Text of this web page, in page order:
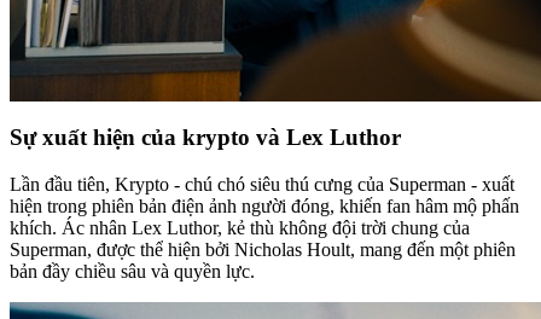
Sự xuất hiện của krypto và Lex Luthor
Lần đầu tiên, Krypto - chú chó siêu thú cưng của Superman - xuất
hiện trong phiên bản điện ảnh người đóng, khiến fan hâm mộ phấn
khích. Ác nhân Lex Luthor, kẻ thù không đội trời chung của
Superman, được thể hiện bởi Nicholas Hoult, mang đến một phiên
bản đầy chiều sâu và quyền lực.